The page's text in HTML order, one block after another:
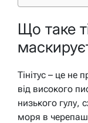
Що таке
Тінітус – це не
від високого
низького гулу,
моря в